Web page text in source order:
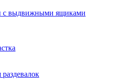
с выдвижными ящиками